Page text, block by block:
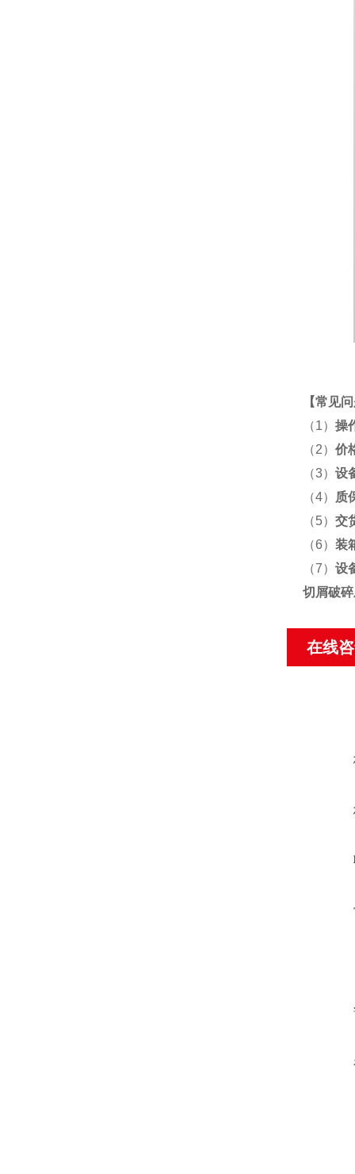
【常见
（1） 操
（2） 价
（3） 设
（4）
质
（5） 交
（6） 装
（7） 设
切屑破
在线